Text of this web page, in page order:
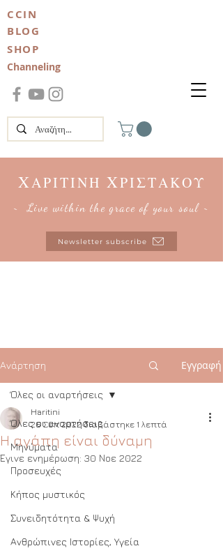
ΧΑΡΙΤΙΝΗ ΧΡΙΣΤΑΚΟΥ
~ Live within the grace of your soul ~
Newsletter subscribe
CCIN
BLOG
SHOP
Channeling
Ανάρτηση Εγγραφή
Όλες οι αναρτήσεις
Μηνύματα
Προσευχές
Κήπος μυστικός
Συνειδητότητα & Ψυχή
Ανθρώπινες Ιστορίες, Υγεία
Όλες οι αναρτήσεις
Η αγάπη είναι δύναμη
Haritini
26 Σεπ 2022 διαβάστηκε 1 λεπτά
Έγινε ενημέρωση: 30 Νοε 2022